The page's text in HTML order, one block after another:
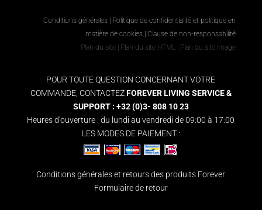
Conditions générales | Politique de confidentialité et politique en
matière de cookies |Clause de non-responsabilité
Plan du site | Plan du site HTML | Plan du site image
POUR TOUTE QUESTION CONCERNANT VOTRE
COMMANDE, CONTACTEZFOREVER LIVING SERVICE &
SUPPORT : +32 (0)3- 808 10 23
Heures d'ouverture : du lundi au vendredi de 09:00 à 17:00
LES MODES DE PAIEMENT :
Conditions générales et retours des produits Forever
Formulaire de retour